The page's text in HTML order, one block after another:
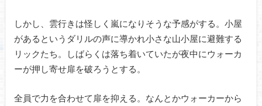
しかし、雲行きは怪しく嵐になりそうな予感がする。小屋
があるというダリルの声に導かれ小さな山小屋に避難する
リックたち。しばらくは落ち着いていたが夜中にウォーカ
ーが押し寄せ扉を破ろうとする。
全員で力を合わせて扉を抑える。なんとかウォーカーから